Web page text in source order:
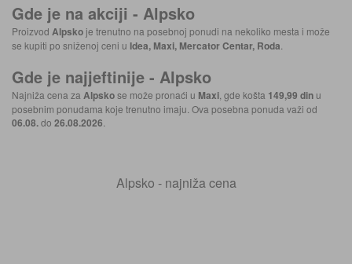
Gde je na akciji - Alpsko
Proizvod Alpsko je trenutno na posebnoj ponudi na nekoliko mesta i može
se kupiti po sniženoj ceni u Idea, Maxi, Mercator Centar, Roda
Gde je najjeftinije - Alpsko
Najniža cena za Alpskose može pronaći u Maxi , gde košta 149,99 din u
posebnim ponudama koje trenutno imaju. Ova posebna ponuda važi od
06.08.do 26.08.2026
Alpsko - najniža cena